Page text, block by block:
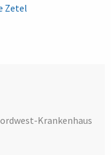
Zetel
Krankenhaus